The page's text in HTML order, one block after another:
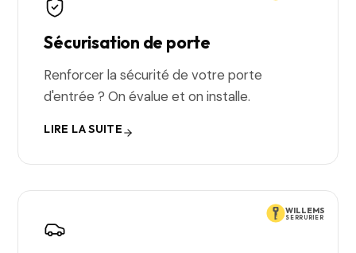
Sécurisation de porte
Renforcer la sécurité de votre porte
d'entrée ? On évalue et on installe.
LIRE LA SUITE
WILLEMS
SERRURIER